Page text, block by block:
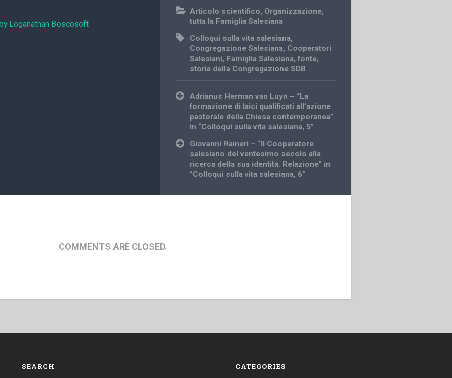
Loganathan Boscosoft
Articolo scientifico, Organizzazione,
tutta la Famiglia Salesiana
Colloqui sulla vita salesiana,
Congregazione Salesiana, Cooperatori
Salesiani, Famiglia Salesiana,fonte,
storia della Congregazione SDB
Post
navigation
Adrianus Herman van Luyn – “La
formazione di laici qualificati all’azione
pastorale della Chiesa contemporanea”
in “Colloqui sulla vita salesiana, 5”
Giovanni Raineri – “Il Cooperatore
salesiano del ventesimo secolo alla
ricerca della sua identità. Relazione” in
“Colloqui sulla vita salesiana, 6”
COMMENTS ARE CLOSED.
SEARCH CATEGORIES